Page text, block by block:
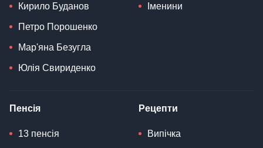
Кирило Буданов
Петро Порошенко
Мар'яна Безугла
Юлія Свириденко
Іменини
Пенсія
13 пенсія
Рецепти
Випічка